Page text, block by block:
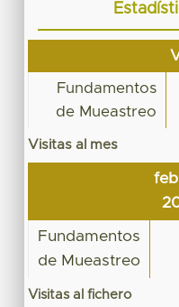
Fundamentos
de Mueastreo
Visitas al mes
Fundamentos
de Mueastreo
Visitas al fichero